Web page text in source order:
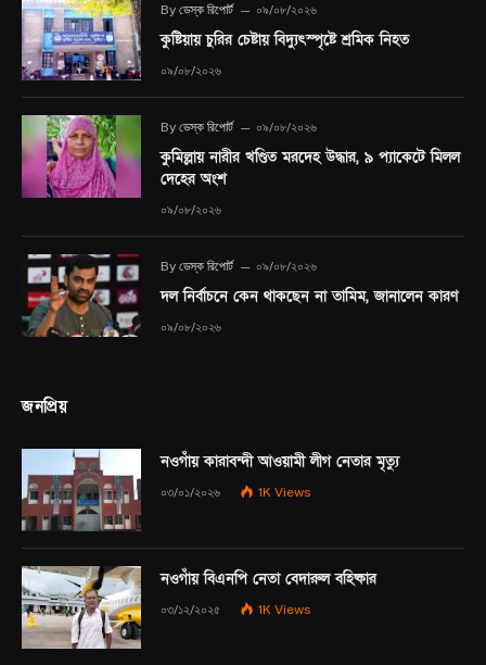
By ডেস্ক রিপোর্ট ০৯/০৮/২০২৬
কুষ্টিয়ায় চুরির চেষ্টায় বিদ্যুৎস্পৃষ্টে শ্রমিক নিহত
০৯/০৮/২০২৬
By ডেস্ক রিপোর্ট ০৯/০৮/২০২৬
কুমিল্লায় নারীর খণ্ডিত মরদেহ উদ্ধার, ৯ প্যাকেটে মিলল
দেহের অংশ
০৯/০৮/২০২৬
By ডেস্ক রিপোর্ট ০৯/০৮/২০২৬
দল নির্বাচনে কেন থাকছেন না তামিম, জানালেন কারণ
০৯/০৮/২০২৬
জনপ্রিয়
নওগাঁয় কারাবন্দী আওয়ামী লীগ নেতার মৃত্যু
০৩/০১/২০২৬ 1K Views
নওগাঁয় বিএনপি নেতা বেদারুল বহিষ্কার
০৩/১২/২০২৫ 1K Views